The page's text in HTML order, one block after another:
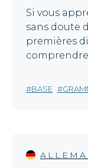
Si vous
sans doute
premières
BASE